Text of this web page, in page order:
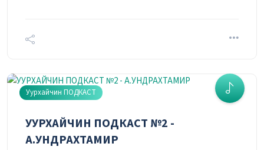
04/01/2021
УУРХАЙЧИН ПОДКАСТ №27 -
Б.ЛХАГВАСҮРЭН
Уурхайчин ПОДКАСТ
УУРХАЙЧИН ПОДКАСТ №2 -
А.УНДРАХТАМИР